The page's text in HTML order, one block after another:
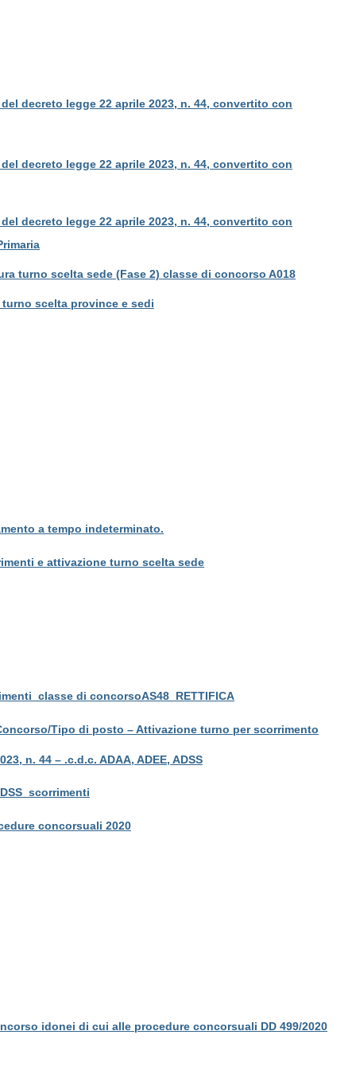
decreto legge 22 aprile 2023, n. 44, convertito con
decreto legge 22 aprile 2023, n. 44, convertito con
decreto legge 22 aprile 2023, n. 44, convertito con
turno scelta sede (Fase 2) classe di concorso A018
scelta province e sedi
a tempo indeterminato.
e attivazione turno scelta sede
di concorsoAS48_RETTIFICA
Tipo di posto – Attivazione turno per scorrimento
n. 44 – .c.d.c. ADAA, ADEE, ADSS
concorsuali 2020
idonei di cui alle procedure concorsuali DD 499/2020